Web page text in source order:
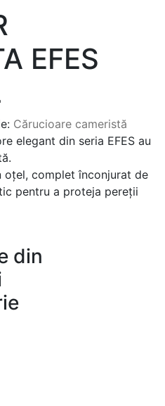
EFES
Cărucioare cameristă
elegant din seria EFES au
oțel, complet înconjurat de
pentru a proteja pereții
din